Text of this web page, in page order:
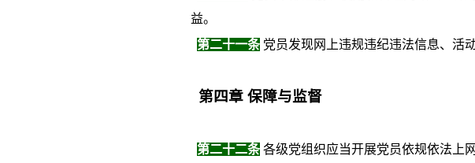
益。
第二十一条 党员发现网上违规违纪违法信息、活
第四章 保障与监督
第二十二条 各级党组织应当开展党员依规依法上